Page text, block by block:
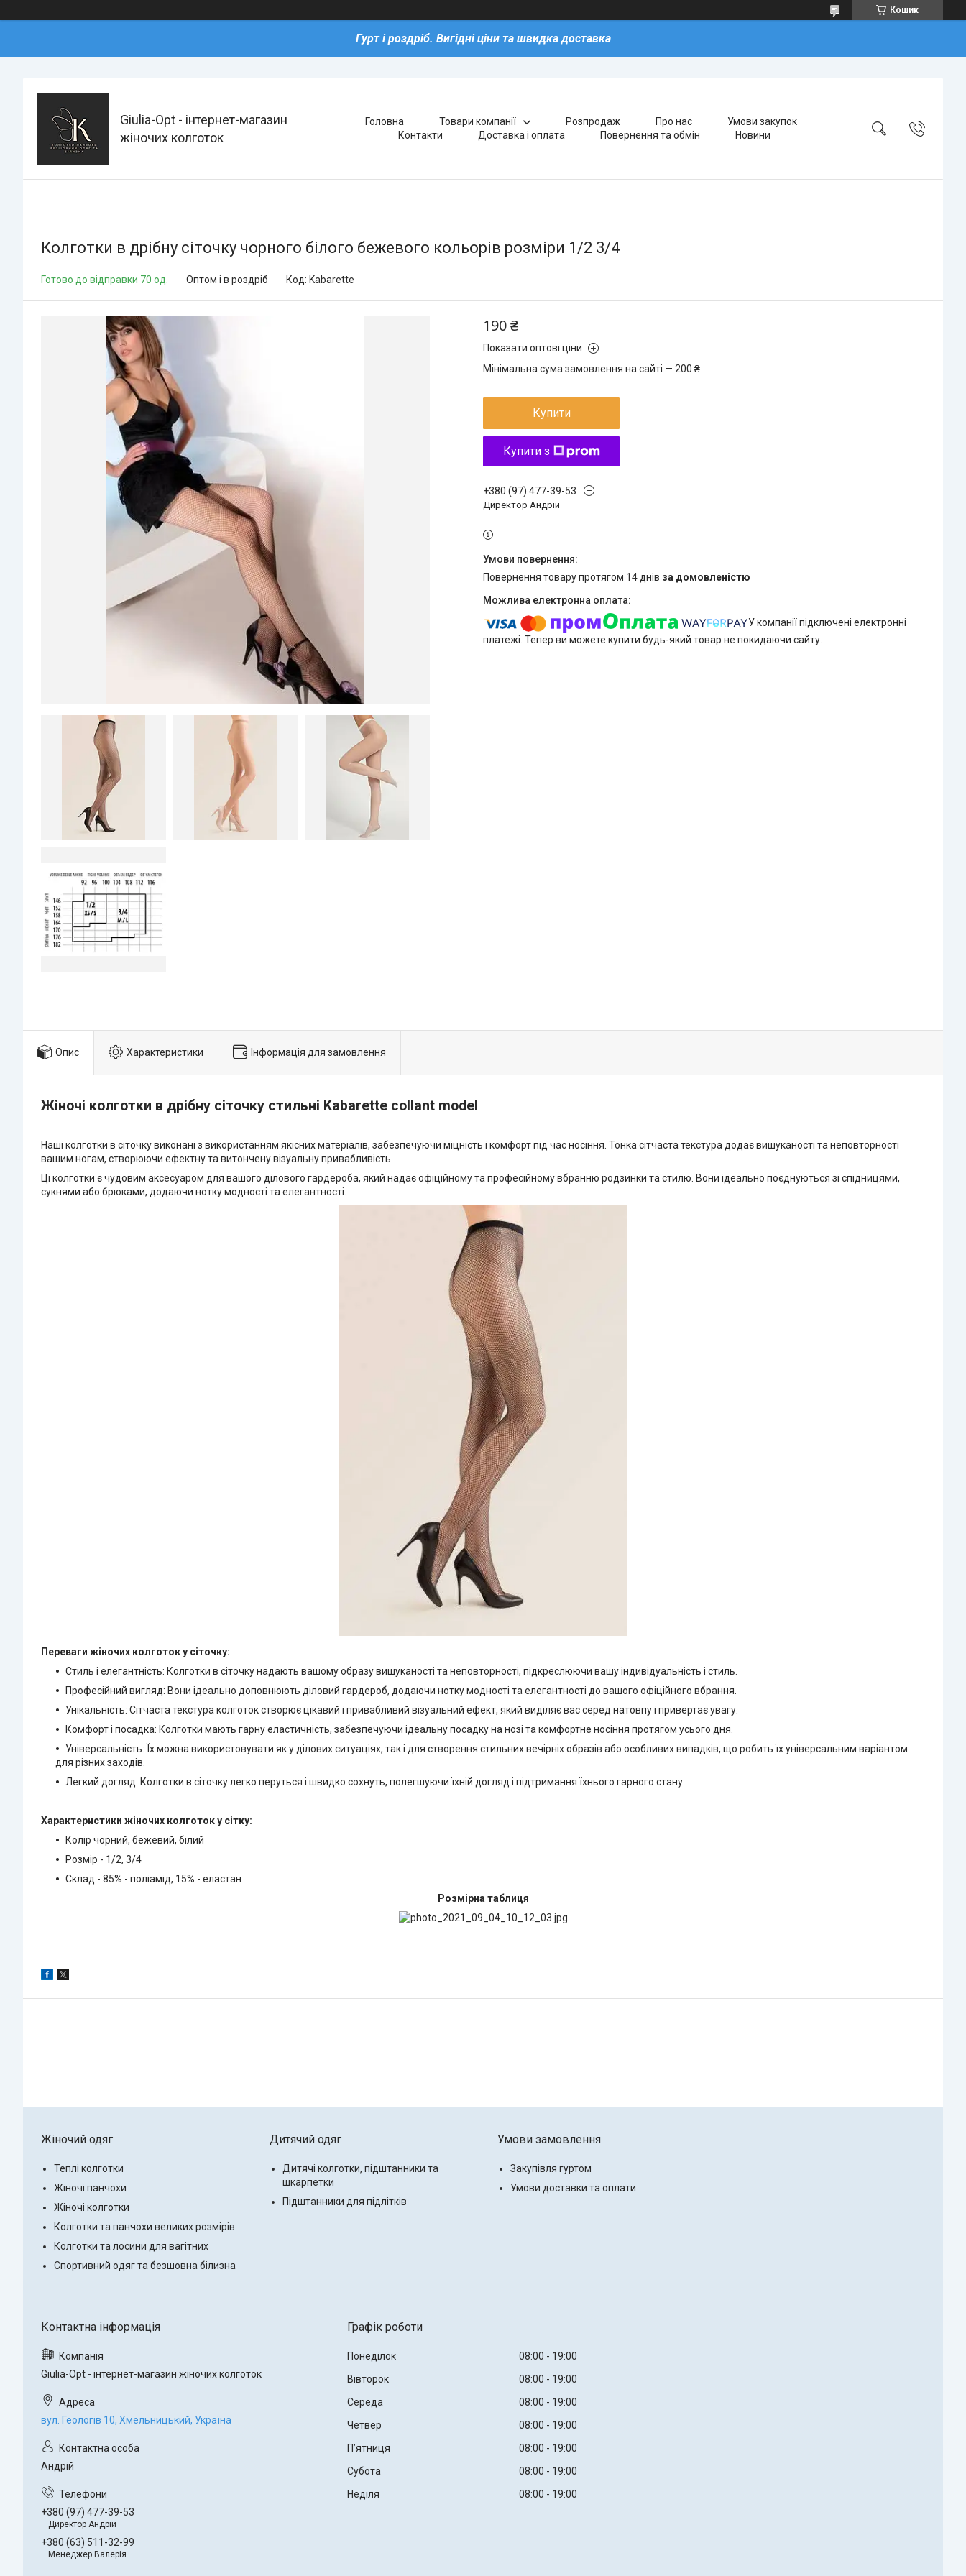
Кошик
Гурт і роздріб. Вигідні ціни та швидка доставка
Giulia-Opt - інтернет-магазин
жіночих колготок
Головна Товари компанії Розпродаж Про нас
Умови закупок
Контакти
Доставка і оплата Повернення та обмін Новини
Колготки в дрібну сіточку чорного білого бежевого кольорів розміри 1/2 3/4
Готово до відправки 70 од. Оптом і в роздріб Код: Kabarette
190 ₴
Показати оптові ціни
Мінімальна сума замовлення на сайті — 200 ₴
Купити
Купити з
+380 (97) 477-39-53
Директор Андрій
повернення товару протягом 14 днів за домовленістю
У компанії підключені електронні
платежі. Тепер ви можете купити будь-який товар не покидаючи сайту.
Опис Характеристики Інформація для замовлення
Жіночі колготки в дрібну сіточку стильні Kabarette collant model
Наші колготки в сіточку виконані з використанням якісних матеріалів, забезпечуючи міцність і комфорт під час носіння. Тонка сітчаста текстура додає вишуканості та неповторності
вашим ногам, створюючи ефектну та витончену візуальну привабливість.
Ці колготки є чудовим аксесуаром для вашого ділового гардероба, який надає офіційному та професійному вбранню родзинки та стилю. Вони ідеально поєднуються зі спідницями,
сукнями або брюками, додаючи нотку модності та елегантності.
Переваги жіночих колготок у сіточку:
Стиль і елегантність: Колготки в сіточку надають вашому образу вишуканості та неповторності, підкреслюючи вашу індивідуальність і стиль.
Професійний вигляд: Вони ідеально доповнюють діловий гардероб, додаючи нотку модності та елегантності до вашого офіційного вбрання.
Унікальність: Сітчаста текстура колготок створює цікавий і привабливий візуальний ефект, який виділяє вас серед натовпу і привертає увагу.
Комфорт і посадка: Колготки мають гарну еластичність, забезпечуючи ідеальну посадку на нозі та комфортне носіння протягом усього дня.
Універсальність: Їх можна використовувати як у ділових ситуаціях, так і для створення стильних вечірніх образів або особливих випадків, що робить їх універсальним варіантом
для різних заходів.
Легкий догляд: Колготки в сіточку легко перуться і швидко сохнуть, полегшуючи їхній догляд і підтримання їхнього гарного стану.
Характеристики жіночих колготок у сітку:
Колір чорний, бежевий, білий
Розмір - 1/2, 3/4
Склад - 85% - поліамід, 15% - еластан
Розмірна таблиця
Жіночий одяг
Теплі колготки
Жіночі панчохи
Жіночі колготки
Колготки та панчохи великих розмірів
Колготки та лосини для вагітних
Спортивний одяг та безшовна білизна
Дитячий одяг
Дитячі колготки, підштанники та
шкарпетки
Підштанники для підлітків
Умови замовлення
Закупівля гуртом
Умови доставки та оплати
Giulia-Opt - інтернет-магазин жіночих колготок
вул. Геологів 10, Хмельницький, Україна
Андрій
+380 (97) 477-39-53
Директор Андрій
+380 (63) 511-32-99
Менеджер Валерія
Графік роботи
Понеділок 08:00
19:00
Вівторок
08:00
19:00
Середа
08:00
19:00
Четвер
08:00
19:00
Пʼятниця
08:00
19:00
Субота
08:00
19:00
Неділя
08:00 19:00